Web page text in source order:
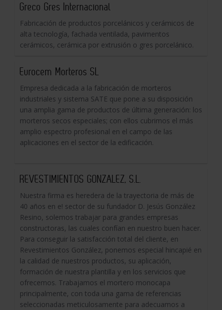
Greco Gres Internacional
Fabricación de productos porcelánicos y cerámicos de
alta tecnología, fachada ventilada, pavimentos
cerámicos, cerámica por extrusión o gres porcelánico.
Eurocem Morteros SL
Empresa dedicada a la fabricación de morteros
industriales y sistema SATE que pone a su disposición
una amplia gama de productos de última generación: los
morteros secos especiales; con ellos cubrimos el más
amplio espectro profesional en el campo de las
aplicaciones en el sector de la edificación.
REVESTIMIENTOS GONZALEZ, S.L.
Nuestra firma es heredera de la trayectoria de más de
40 años en e! sector de su fundador D. Jesús González
Resino, solemos trabajar para grandes empresas
constructoras, las cuales confían en nuestro buen hacer.
Para conseguir la satisfacción total del cliente, en
Revestimientos González, ponemos especial hincapié en
la calidad de nuestros productos, su aplicación,
formación de nuestra plantilla y en los servicios que
ofrecemos. Trabajamos el mortero monocapa
principalmente, con toda una gama de referencias
seleccionadas meticulosamente para adecuamos a